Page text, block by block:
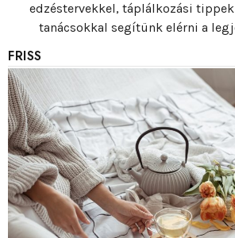
edzéstervekkel, táplálkozási
tanácsokkal segítünk elérni a
FRISS